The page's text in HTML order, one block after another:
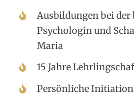
Ausbildungen bei
Psychologin und
Maria
15 Jahre
Persönliche